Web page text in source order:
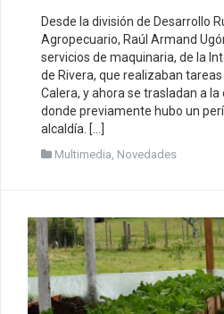
Desde la división de Desarrollo
Agropecuario, Raúl Armand
servicios de maquinaria, de la
de Rivera, que realizaban
Calera, y ahora se trasladan a
donde previamente hubo un
alcaldía. […]
Multimedia Novedades